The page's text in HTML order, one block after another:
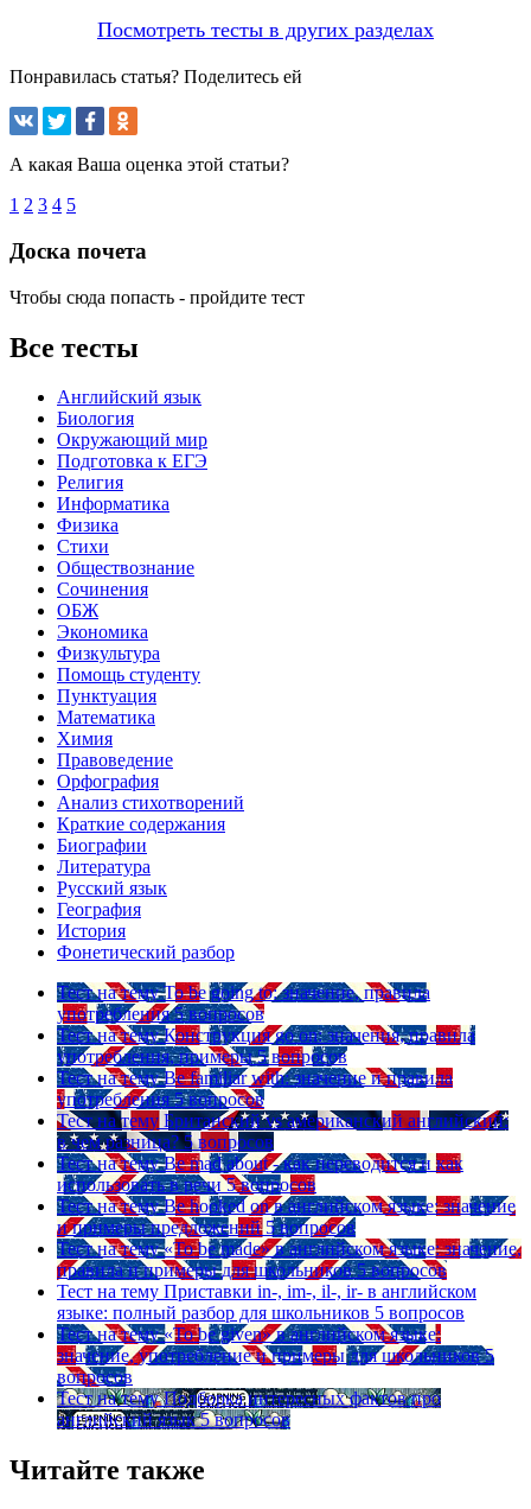
Посмотреть тесты в других разделах
Понравилась статья? Поделитесь ей
А какая Ваша оценка этой статьи?
1 2 3 4 5
Доска почета
Чтобы сюда попасть - пройдите тест
Все тесты
Английский язык
Биология
Окружающий мир
Подготовка к ЕГЭ
Религия
Информатика
Физика
Стихи
Обществознание
Сочинения
ОБЖ
Экономика
Физкультура
Помощь студенту
Пунктуация
Математика
Химия
Правоведение
Орфография
Анализ стихотворений
Краткие содержания
Биографии
Литература
Русский язык
География
История
Фонетический разбор
Тест на тему To be going to: значение, правила
употребления 5 вопросов
Тест на тему Конструкция go on: значения, правила
употребления, примеры 5 вопросов
Тест на тему Be familiar with: значение и правила
употребления 5 вопросов
Тест на тему Британский vs американский английский:
в чем разница? 5 вопросов
Тест на тему Be mad about - как переводится и как
использовать в речи 5 вопросов
Тест на тему Be hooked on в английском языке: значение
и примеры предложений 5 вопросов
Тест на тему «To be made» в английском языке: значение,
правила и примеры для школьников 5 вопросов
Тест на тему Приставки in-, im-, il-, ir- в английском
языке: полный разбор для школьников 5 вопросов
Тест на тему «To be given» в английском языке:
значение, употребление и примеры для школьников 5
вопросов
Тест на тему Подборка интересных фактов про
английский язык 5 вопросов
Читайте также